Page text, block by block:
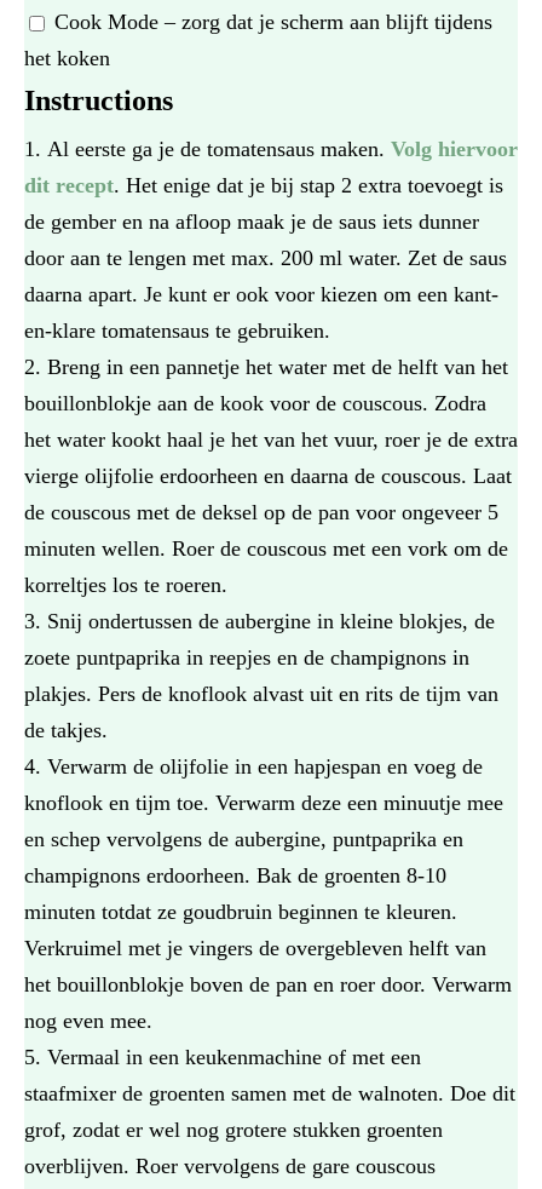
Cook Mode – zorg dat je scherm aan blijft tijdens
het koken
Instructions
Al eerste ga je de tomatensaus maken. Volg hiervoor
dit recept. Het enige dat je bij stap 2 extra toevoegt is
de gember en na afloop maak je de saus iets dunner
door aan te lengen met max. 200 ml water. Zet de saus
daarna apart. Je kunt er ook voor kiezen om een kant-
en-klare tomatensaus te gebruiken.
Breng in een pannetje het water met de helft van het
bouillonblokje aan de kook voor de couscous. Zodra
het water kookt haal je het van het vuur, roer je de extra
vierge olijfolie erdoorheen en daarna de couscous. Laat
de couscous met de deksel op de pan voor ongeveer 5
minuten wellen. Roer de couscous met een vork om de
korreltjes los te roeren.
Snij ondertussen de aubergine in kleine blokjes, de
zoete puntpaprika in reepjes en de champignons in
plakjes. Pers de knoflook alvast uit en rits de tijm van
de takjes.
Verwarm de olijfolie in een hapjespan en voeg de
knoflook en tijm toe. Verwarm deze een minuutje mee
en schep vervolgens de aubergine, puntpaprika en
champignons erdoorheen. Bak de groenten 8-10
minuten totdat ze goudbruin beginnen te kleuren.
Verkruimel met je vingers de overgebleven helft van
het bouillonblokje boven de pan en roer door. Verwarm
nog even mee.
Vermaal in een keukenmachine of met een
staafmixer de groenten samen met de walnoten. Doe dit
grof, zodat er wel nog grotere stukken groenten
overblijven. Roer vervolgens de gare couscous